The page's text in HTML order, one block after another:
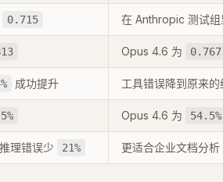
0.715 在 Anthropic 测试组
Opus 4.6 为 0.767
成功提升 工具错误降到原来
Opus 4.6 为 54.5%
理错误少 21% 更适合企业文档分析